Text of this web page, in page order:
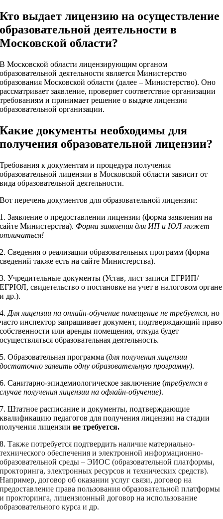
Кто выдает лицензию на осуществление
образовательной деятельности в
Московской области?
В Московской области лицензирующим органом
образовательной деятельности является Министерство
образования Московской области (далее – Министерство). Оно
рассматривает заявление, проверяет соответствие организации
требованиям и принимает решение о выдаче лицензии
образовательной организации.
Какие документы необходимы для
получения образовательной лицензии?
Требования к документам и процедура получения
образовательной лицензии в Московской области зависит от
вида образовательной деятельности.
Вот перечень документов для образовательной лицензии:
1. Заявление о предоставлении лицензии (форма заявления на
сайте Министерства). Форма заявления для ИП и ЮЛ может
отличаться!
2. Сведения о реализации образовательных программ (форма
сведений также есть на сайте Министерства).
3. Учредительные документы (Устав, лист записи ЕГРИП/
ЕГРЮЛ, свидетельство о постановке на учет в налоговом органе
и др.).
4. Для лицензии на онлайн-обучение помещение не требуется, но
часто инспектор запрашивает документ, подтверждающий право
собственности или аренды помещения, откуда будет
осуществляться образовательная деятельность.
5. Образовательная программа (для получения лицензии
достаточно заявить одну образовательную программу).
6. Санитарно-эпидемиологическое заключение (требуется в
случае получения лицензии на офлайн-обучение).
7. Штатное расписание и документы, подтверждающие
квалификацию педагогов для получения лицензии на стадии
получения лицензии не требуется.
8.Также потребуется подтвердить наличие материально-
технического обеспечения и электронной информационно-
образовательной среды – ЭИОС (образовательной платформы,
прокторинга, электронных ресурсов и технических средств).
Например, договор об оказании услуг связи, договор на
предоставление права пользования образовательной платформы
и прокторинга, лицензионный договор на использование
образовательного курса и др.